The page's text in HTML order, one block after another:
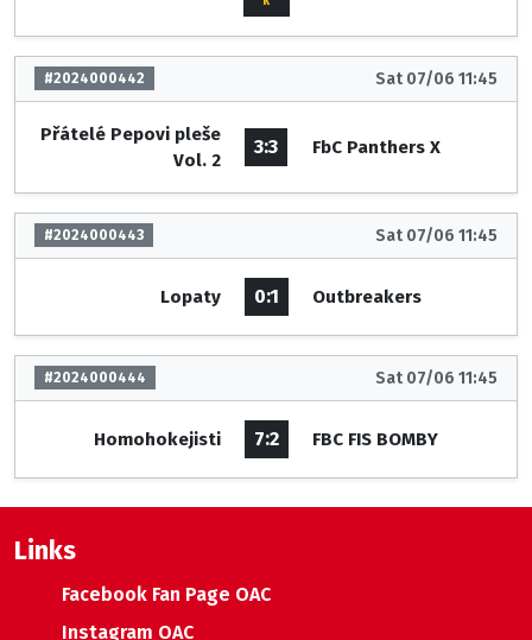
#2024000442 Sat 07/06 11:45
Přátelé Pepovi pleše
Vol. 2
3:3 FbC Panthers X
#2024000443 Sat 07/06 11:45
Lopaty 0:1 Outbreakers
#2024000444 Sat 07/06 11:45
Homohokejisti 7:2 FBC FIS BOMBY
Links
Facebook Fan Page OAC
Instagram OAC